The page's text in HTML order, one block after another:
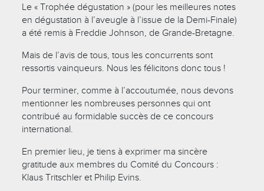
Le « Trophée dégustation » (pour les meilleures notes
en dégustation à l’aveugle à l’issue de la Demi-Finale)
a été remis à Freddie Johnson, de Grande-Bretagne.
Mais de l’avis de tous, tous les concurrents sont
ressortis vainqueurs. Nous les félicitons donc tous !
Pour terminer, comme à l’accoutumée, nous devons
mentionner les nombreuses personnes qui ont
contribué au formidable succès de ce concours
international.
En premier lieu, je tiens à exprimer ma sincère
gratitude aux membres du Comité du Concours :
Klaus Tritschler et Philip Evins.